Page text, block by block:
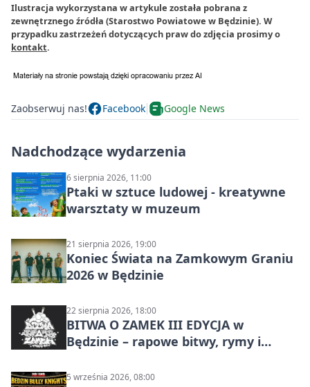
Ilustracja wykorzystana w artykule została pobrana z
zewnętrznego źródła (Starostwo Powiatowe w Będzinie). W
przypadku zastrzeżeń dotyczących praw do zdjęcia prosimy o
kontakt.
Zaobserwuj nas! Facebook Google News
Nadchodzące wydarzenia
6 sierpnia 2026, 11:00
Ptaki w sztuce ludowej - kreatywne
warsztaty w muzeum
21 sierpnia 2026, 19:00
Koniec Świata na Zamkowym Graniu
2026 w Będzinie
22 sierpnia 2026, 18:00
BITWA O ZAMEK III EDYCJA w
Będzinie – rapowe bitwy, rymy i
5 września 2026, 08:00